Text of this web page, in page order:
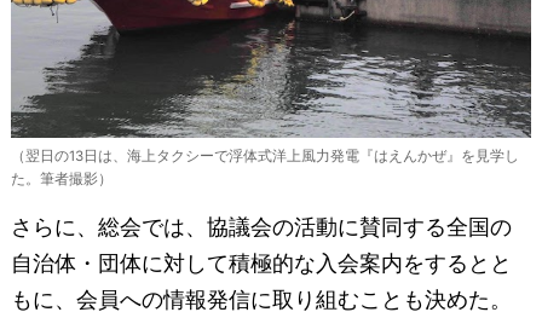
（翌日の13日は、海上タクシーで浮体式洋上風力発電『はえんかぜ』を見学し
た。筆者撮影）
さらに、総会では、協議会の活動に賛同する全国の
自治体・団体に対して積極的な入会案内をするとと
もに、会員への情報発信に取り組むことも決めた。